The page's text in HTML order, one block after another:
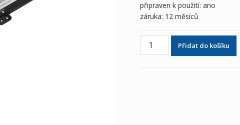
připraven k použití: ano
záruka: 12 měsíců
Originální
baterie
Přidat do košíku